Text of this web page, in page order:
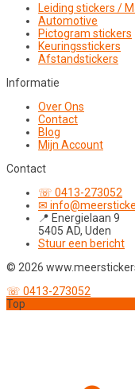
Leiding stickers /
Automotive
Pictogram stickers
Keuringsstickers
Afstandstickers
Informatie
Over Ons
Contact
Blog
Mijn Account
Contact
☏ 0413-273052
✉
📍 Energielaan 9
5405 AD, Uden
Stuur een bericht
© 2026
☏ 0413-273052
Top